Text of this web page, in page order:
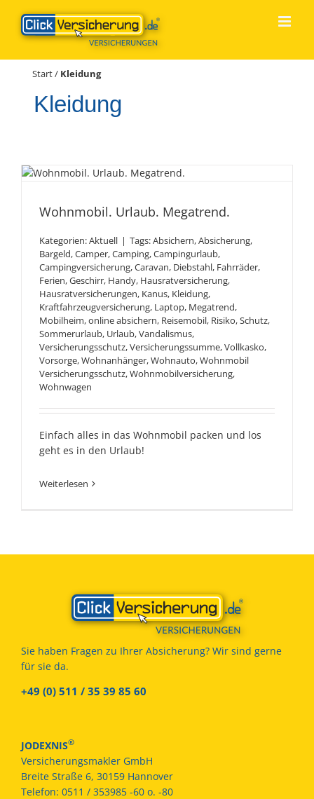
Inhalt
springen
Start/ Kleidung
Kleidung
Wohnmobil. Urlaub.
Megatrend.
Wohnmobil. Urlaub. Megatrend.
Kategorien:Aktuell | Tags:Absichern,Absicherung,
Bargeld,Camper,Camping,Campingurlaub,
Campingversicherung,Caravan, Diebstahl, Fahrräder,
Ferien,Geschirr, Handy, Hausratversicherung,
Hausratversicherungen, Kanus, Kleidung,
Kraftfahrzeugversicherung, Laptop, Megatrend,
Mobilheim,online absichern, Reisemobil, Risiko,Schutz,
Sommerurlaub, Urlaub,Vandalismus,
Versicherungsschutz,Versicherungssumme,Vollkasko,
Vorsorge,Wohnanhänger,Wohnauto,Wohnmobil
Versicherungsschutz,Wohnmobilversicherung,
Wohnwagen
Einfach alles in das Wohnmobil packen und los
geht es in den Urlaub!
Weiterlesen
Sie haben Fragen zu Ihrer Absicherung? Wir sind gerne
für sie da.
+49 (0) 511 / 35 39 85 60
JODEXNIS®
Versicherungsmakler GmbH
Breite Straße 6, 30159 Hannover
Telefon: 0511 / 353985 -60 o. -80